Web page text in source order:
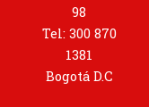
98
Tel: 300 870
1381
Bogotá D.C